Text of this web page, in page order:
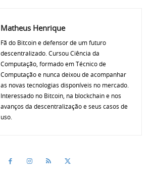
Matheus Henrique
Fã do Bitcoin e defensor de um futuro
descentralizado. Cursou Ciência da
Computação, formado em Técnico de
Computação e nunca deixou de acompanhar
as novas tecnologias disponíveis no mercado.
Interessado no Bitcoin, na blockchain e nos
avanços da descentralização e seus casos de
uso.